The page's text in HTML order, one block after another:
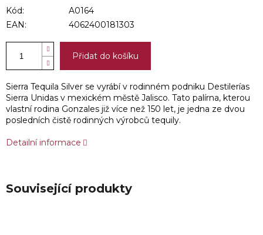
Kód:
A0164
EAN:
4062400181303
Přidat do košíku
Sierra Tequila Silver se vyrábí v rodinném podniku Destilerías
Sierra Unidas v mexickém městě Jalisco. Tato palírna, kterou
vlastní rodina Gonzales již více než 150 let, je jedna ze dvou
posledních čistě rodinných výrobců tequily.
Detailní informace
Související produkty